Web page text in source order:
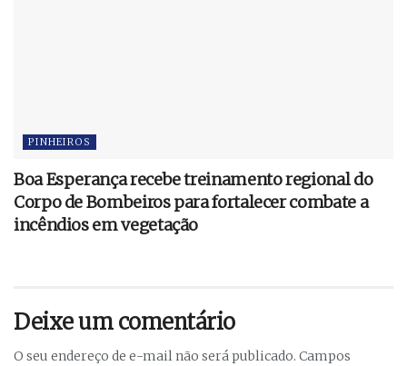
PINHEIROS
Boa Esperança recebe treinamento regional do
Corpo de Bombeiros para fortalecer combate a
incêndios em vegetação
Deixe um comentário
O seu endereço de e-mail não será publicado. Campos